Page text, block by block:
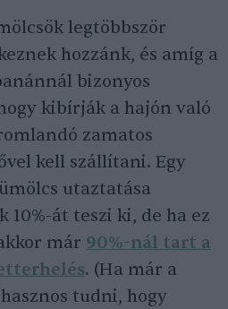
legtöbbször
hozzánk, és amíg a
bizonyos
kibírják a hajón való
zamatos
kell szállítani. Egy
utaztatása
át teszi ki, de ha ez
már 90%-nál tart a
. (Ha már a
tudni, hogy